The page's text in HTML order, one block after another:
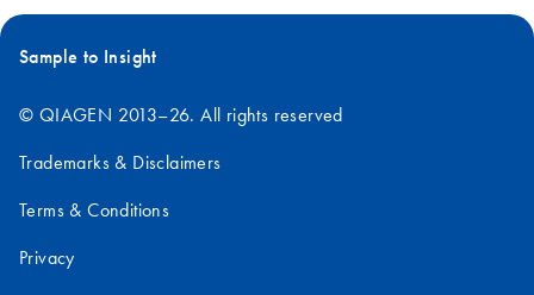
Sample to Insight
© QIAGEN 2013–26. All rights reserved
Trademarks & Disclaimers
Terms & Conditions
Privacy